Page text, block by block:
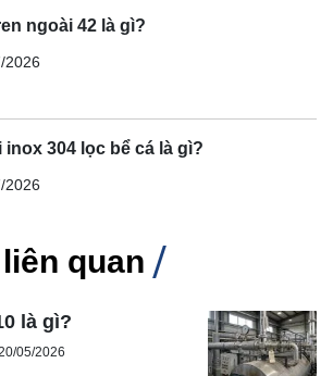
ngoài 42 là gì?
2026
inox 304 lọc bể cá là gì?
2026
quan
là gì?
05/2026